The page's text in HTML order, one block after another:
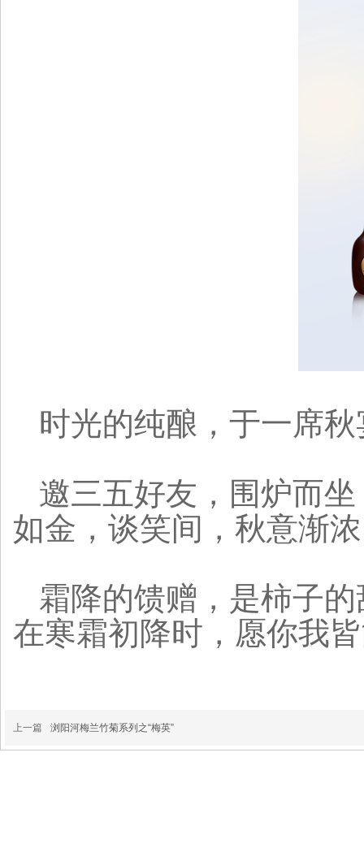
时光的纯酿，于一席
邀三五好友，围炉而
如金，谈笑间，秋意渐
霜降的馈赠，是柿子
在寒霜初降时，愿你我
上一篇 浏阳河梅兰竹菊系列之“梅英”